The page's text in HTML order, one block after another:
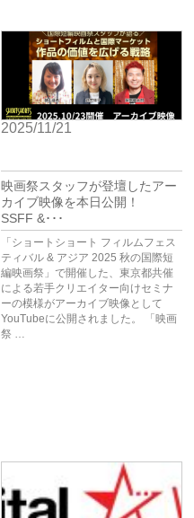
2025/11/21
映画祭スタッフが登壇したアー
カイブ映像を本日公開！
SSFF &･･･
「ショートショート フィルムフェス
ティバル & アジア 2025 秋の国際短
編映画祭」で開催した、東京都共催
による若手クリエイター向けセミナ
ーの模様がアーカイブ映像として
YouTubeに公開されました。 「映画
祭 …